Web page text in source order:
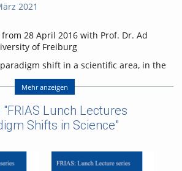
2021
from 28 April 2016 with Prof. Dr. Ad
of Freiburg
shift in a scientific area, in the
the existence of a paradigm and
science” program. In the
in the neurosciences are not to be
of emphasis in neuroscience
For instance, to look at the role of
Mehr anzeigen
Lunch Lectures
Shifts in Science"